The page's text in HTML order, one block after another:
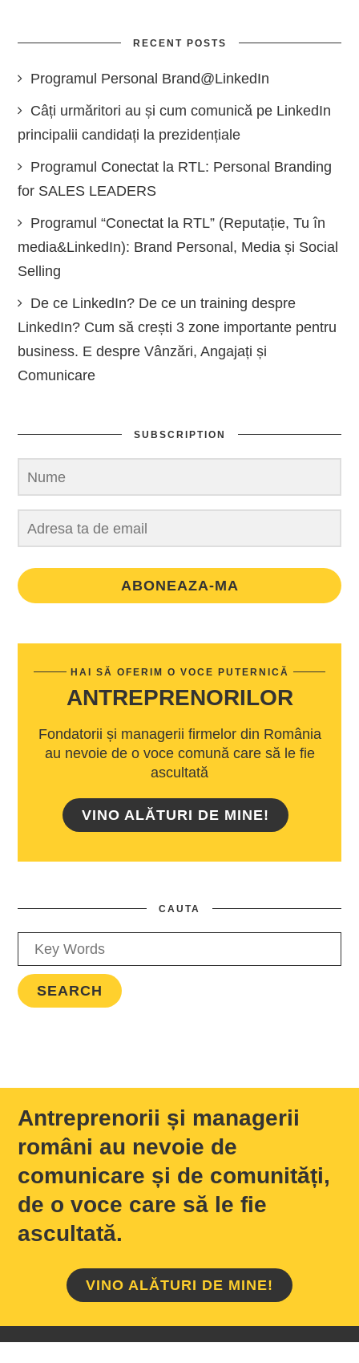
RECENT POSTS
Programul Personal Brand@LinkedIn
Câți urmăritori au și cum comunică pe LinkedIn
principalii candidați la prezidențiale
Programul Conectat la RTL: Personal Branding
for SALES LEADERS
Programul “Conectat la RTL” (Reputație, Tu în
media&LinkedIn): Brand Personal, Media și Social
Selling
De ce LinkedIn? De ce un training despre
LinkedIn? Cum să crești 3 zone importante pentru
business. E despre Vânzări, Angajați și
Comunicare
SUBSCRIPTION
ABONEAZA-MA
HAI SĂ OFERIM O VOCE PUTERNICĂ
ANTREPRENORILOR
Fondatorii și managerii firmelor din România
au nevoie de o voce comună care să le fie
ascultată
VINO ALĂTURI DE MINE!
CAUTA
Antreprenorii și managerii
români au nevoie de
comunicare și de comunități,
de o voce care să le fie
ascultată.
VINO ALĂTURI DE MINE!